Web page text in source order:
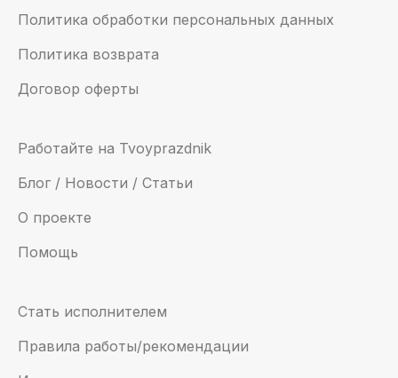
Политика обработки персональных данных
Политика возврата
Договор оферты
Работайте на Tvoyprazdnik
Блог / Новости / Статьи
О проекте
Помощь
Стать исполнителем
Правила работы/рекомендации